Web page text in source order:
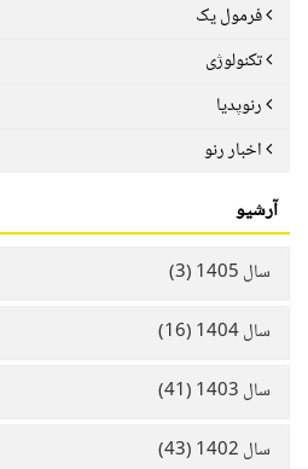
فرمول یک
تکنولوژی
رنوپدیا
اخبار رنو
آرشیو
سال 1405 (3)
سال 1404 (16)
سال 1403 (41)
سال 1402 (43)